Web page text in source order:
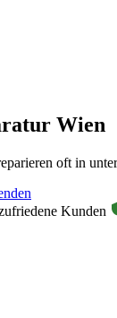
Wien
oft in
Kunden